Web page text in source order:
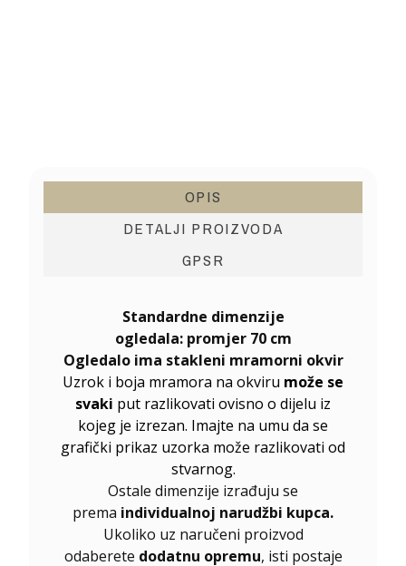
OPIS
DETALJI PROIZVODA
GPSR
Standardne dimenzije
ogledala: promjer 70 cm
Ogledalo ima stakleni mramorni okvir
Uzrok i boja mramora na okviru može se
svaki put razlikovati ovisno o dijelu iz
kojeg je izrezan. Imajte na umu da se
grafički prikaz uzorka može razlikovati od
stvarnog.
Ostale dimenzije izrađuju se
prema individualnoj narudžbi kupca.
Ukoliko uz naručeni proizvod
odaberete dodatnu opremu, isti postaje